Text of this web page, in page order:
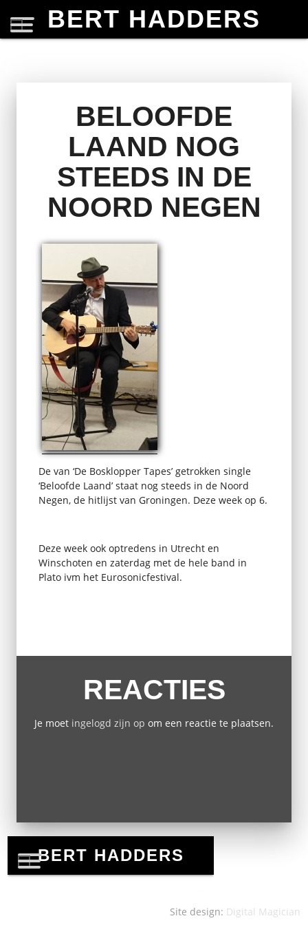
BERT HADDERS
BELOOFDE
LAAND NOG
STEEDS IN DE
NOORD NEGEN
De van ‘De Bosklopper Tapes’ getrokken single
‘Beloofde Laand’ staat nog steeds in de Noord
Negen, de hitlijst van Groningen. Deze week op 6.
Deze week ook optredens in Utrecht en
Winschoten en zaterdag met de hele band in
Plato ivm het Eurosonicfestival.
REACTIES
Je moet ingelogd zijn op om een reactie te plaatsen.
Site design: Digital Magician